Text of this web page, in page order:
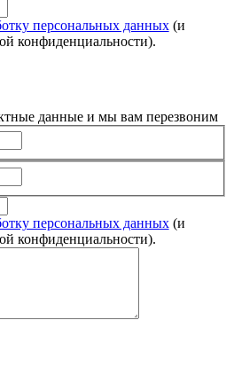
персональных данных(и
конфиденциальности).
данные и мы вам перезвоним
персональных данных(и
конфиденциальности).